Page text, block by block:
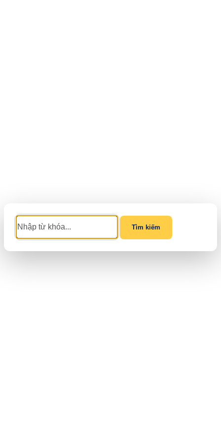
Tìm kiếm